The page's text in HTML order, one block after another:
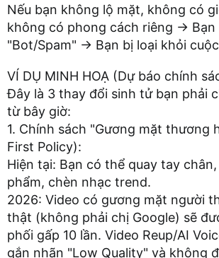
Nếu bạn không lộ mặt, không có
không có phong cách riêng -> Bạn
"Bot/Spam" -> Bạn bị loại khỏi
VÍ DỤ MINH HOẠ (Dự báo chính
Đây là 3 thay đổi sinh tử bạn phải
từ bây giờ:
1. Chính sách "Gương mặt thương
First Policy):
Hiện tại: Bạn có thể quay tay
phẩm, chèn nhạc trend.
2026: Video có gương mặt người
thật (không phải chị Google) sẽ
phối gấp 10 lần. Video Reup/AI
gắn nhãn "Low Quality" và không